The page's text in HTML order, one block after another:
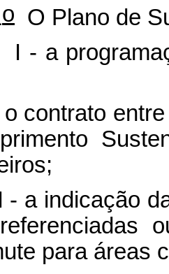
o O Plano de
de
os
das
para áreas